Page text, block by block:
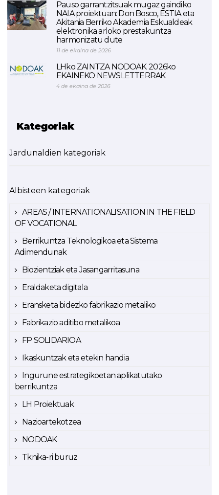
Pauso garrantzitsuak mugaz gaindiko
NAIA proiektuan: Don Bosco, ESTIA eta
Akitania Berriko Akademia Eskualdeak
elektronika arloko prestakuntza
harmonizatu dute
11 de ekaina de 2026
LHko ZAINTZA NODOAK. 2026ko
EKAINEKO NEWSLETTERRAK.
4 de ekaina de 2026
Kategoriak
Jardunaldien kategoriak
Albisteen kategoriak
AREAS / INTERNATIONALISATION IN THE FIELD
OF VOCATIONAL
Berrikuntza Teknologikoa eta Sistema
Adimendunak
Biozientziak eta Jasangarritasuna
Eraldaketa digitala
Eransketa bidezko fabrikazio metaliko
Fabrikazio aditibo metalikoa
FP SOLIDARIOA
Ikaskuntzak eta etekin handia
Ingurune estrategikoetan aplikatutako
berrikuntza
LH Proiektuak
Nazioartekotzea
NODOAK
Tknika-ri buruz